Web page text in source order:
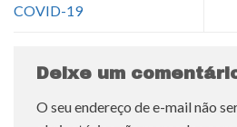
COVID-19
Deixe um
O seu endereço de e-mail não